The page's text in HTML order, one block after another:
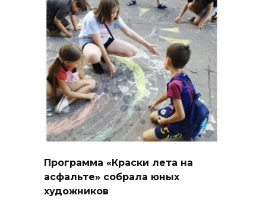
Программа «Краски лета на
асфальте» собрала юных
художников